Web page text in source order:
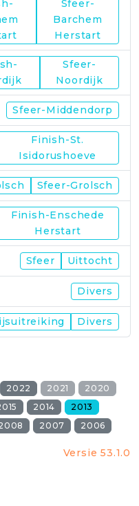
Sfeer-
Barchem
Herstart
Sfeer-
Noordijk
Sfeer-Middendorp
Finish-St.
Isidorushoeve
Sfeer-Grolsch
Finish-Enschede
Herstart
Sfeer Uittocht
Divers
Divers
2022 2021
2020
2014
2013
2007 2006
Versie 53.1.0